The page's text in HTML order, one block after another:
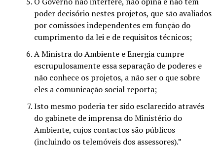
poder decisório nestes projetos, que são avaliados
por comissões independentes em função do
cumprimento da lei e de requisitos técnicos;
A Ministra do Ambiente e Energia cumpre
escrupulosamente essa separação de poderes e
não conhece os projetos, a não ser o que sobre
eles a comunicação social reporta;
Isto mesmo poderia ter sido esclarecido através
do gabinete de imprensa do Ministério do
Ambiente, cujos contactos são públicos
(incluindo os telemóveis dos assessores).”